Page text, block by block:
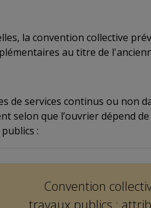
la convention collective
au titre de
de services continus ou non
selon que l’ouvrier dépend
:
Convention
travaux publics :